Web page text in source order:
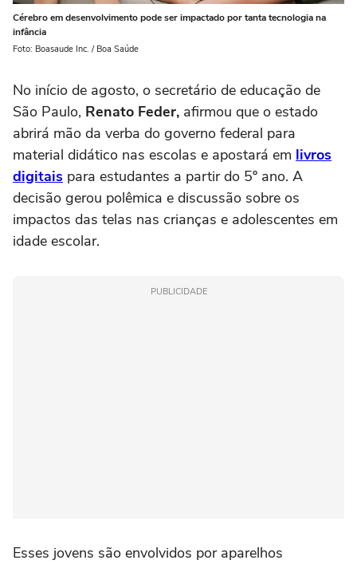
Cérebro em desenvolvimento pode ser impactado por tanta tecnologia na
infância
Foto: Boasaude Inc. / Boa Saúde
No início de agosto, o secretário de educação de
São Paulo, Renato Feder, afirmou que o estado
abrirá mão da verba do governo federal para
material didático nas escolas e apostará em livros
digitais para estudantes a partir do 5º ano. A
decisão gerou polêmica e discussão sobre os
impactos das telas nas crianças e adolescentes em
idade escolar.
PUBLICIDADE
Esses jovens são envolvidos por aparelhos